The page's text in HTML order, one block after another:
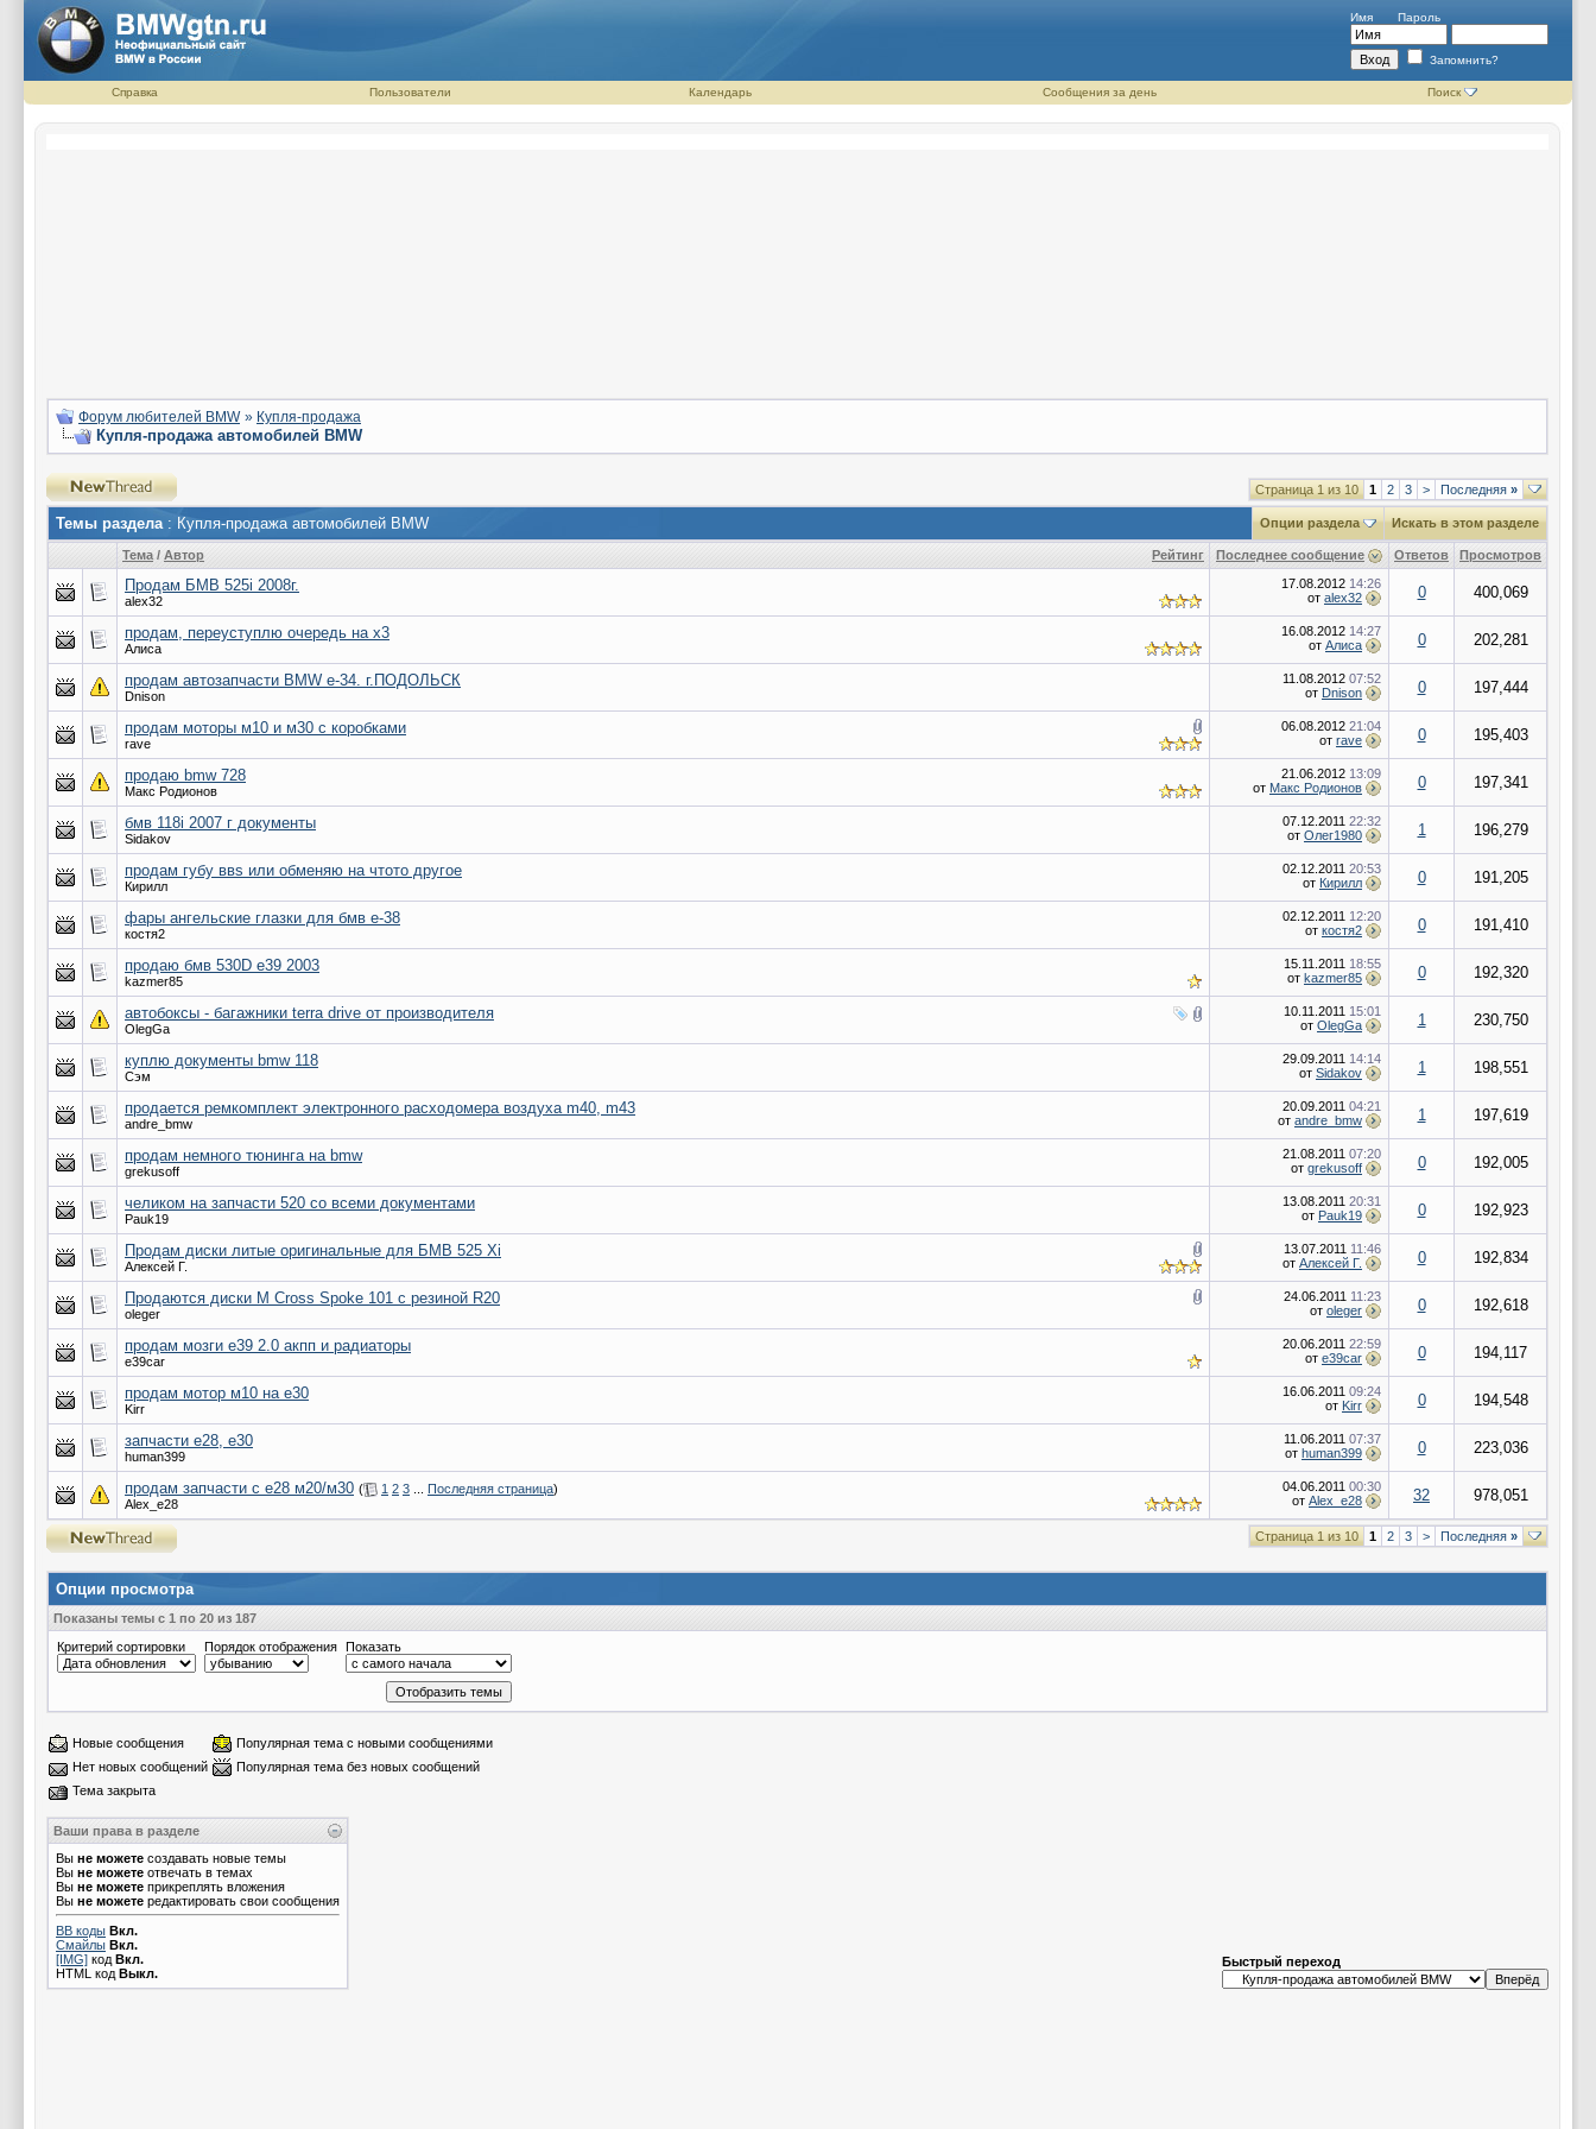
Имя Пароль
Запомнить?
Справка Пользователи Календарь Сообщения за день Поиск
Форум любителей BMW » Купля-продажа
Купля-продажа автомобилей BMW
Страница 1 из 10 1 2 3 > Последняя »
Темы раздела : Купля-продажа автомобилей BMW Опции раздела Искать в этом разделе
Рейтинг
Тема / Автор Последнее сообщение Ответов Просмотров
Продам БМВ 525i 2008г.
alex32
17.08.2012 14:26
от alex32 0 400,069
продам, переуступлю очередь на х3
Алиса
16.08.2012 14:27
от Алиса 0 202,281
продам автозапчасти BMW e-34. г.ПОДОЛЬСК
Dnison
11.08.2012 07:52
от Dnison 0 197,444
продам моторы м10 и м30 с коробками
rave
06.08.2012 21:04
от rave 0 195,403
продаю bmw 728
Макс Родионов
21.06.2012 13:09
от Макс Родионов 0 197,341
бмв 118i 2007 г документы
Sidakov
07.12.2011 22:32
от Олег1980 1 196,279
продам губу ввs или обменяю на чтото другое
Кирилл
02.12.2011 20:53
от Кирилл 0 191,205
фары ангельские глазки для бмв е-38
костя2
02.12.2011 12:20
от костя2 0 191,410
продаю бмв 530D e39 2003
kazmer85
15.11.2011 18:55
от kazmer85 0 192,320
автобоксы - багажники terra drive от производителя
OlegGa
10.11.2011 15:01
от OlegGa 1 230,750
куплю документы bmw 118
Сэм
29.09.2011 14:14
от Sidakov 1 198,551
продается ремкомплект электронного расходомера воздуха m40, m43
andre_bmw
20.09.2011 04:21
от andre_bmw 1 197,619
продам немного тюнинга на bmw
grekusoff
21.08.2011 07:20
от grekusoff 0 192,005
челиком на запчасти 520 со всеми документами
Pauk19
13.08.2011 20:31
от Pauk19 0 192,923
Продам диски литые оригинальные для БМВ 525 Xi
Алексей Г.
13.07.2011 11:46
от Алексей Г. 0 192,834
Продаются диски M Cross Spoke 101 с резиной R20
oleger
24.06.2011 11:23
от oleger 0 192,618
продам мозги е39 2.0 акпп и радиаторы
e39car
20.06.2011 22:59
от e39car 0 194,117
продам мотор м10 на е30
Kirr
16.06.2011 09:24
от Kirr 0 194,548
запчасти е28, е30
human399
11.06.2011 07:37
от human399 0 223,036
продам запчасти с е28 м20/м30 ( 1 2 3 Последняя страница)
Alex_e28
04.06.2011 00:30
от Alex_e28 32 978,051
Страница 1 из 10 1 2 3 > Последняя »
Опции просмотра
Показаны темы с 1 по 20 из 187
Критерий сортировки
Порядок отображения Показать
Новые сообщения
Популярная тема с новыми сообщениями
Нет новых сообщений
Популярная тема без новых сообщений
Тема закрыта
Ваши права в разделе
Вы не можете создавать новые темы
Вы не можете отвечать в темах
Вы не можете прикреплять вложения
Вы не можете редактировать свои сообщения
BB коды Вкл.
Смайлы Вкл.
[IMG] код Вкл.
HTML код Выкл.
Быстрый переход